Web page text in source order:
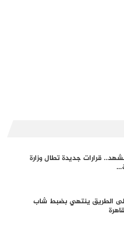
قرارات جديدة تطال وزارة
الطريق ينتهي بضبط شاب